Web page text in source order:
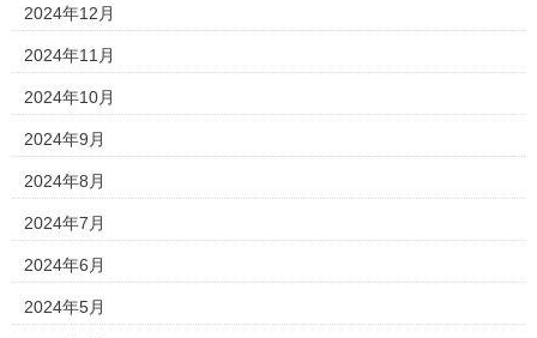
2024年12月
2024年11月
2024年10月
2024年9月
2024年8月
2024年7月
2024年6月
2024年5月